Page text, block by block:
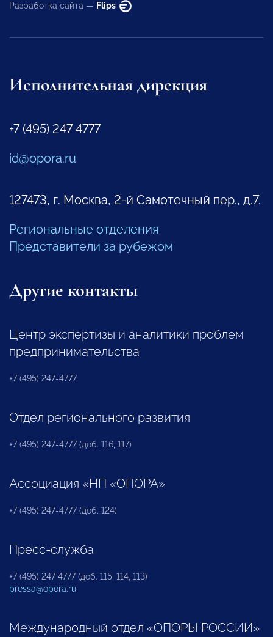
Разработка сайта — Flips
Исполнительная дирекция
+7 (495) 247 4777
id@opora.ru
127473, г. Москва, 2-й Самотечный пер., д.7.
Региональные отделения
Представители за рубежом
Другие контакты
Центр экспертизы и аналитики проблем
предпринимательства
+7 (495) 247-4777
Отдел регионального развития
+7 (495) 247-4777 (доб. 116, 117)
Ассоциация «НП «ОПОРА»
+7 (495) 247-4777 (доб. 124)
Пресс-служба
+7 (495) 247 4777 (доб. 115, 114, 113)
pressa@opora.ru
Международный отдел «ОПОРЫ РОССИИ»